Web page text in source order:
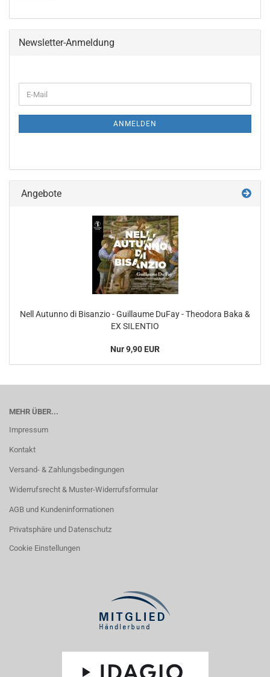
Newsletter-Anmeldung
ZUR
E-
Mail
ANMELDEN
Angebote
Nell Autunno di Bisanzio - Guillaume DuFay - Theodora Baka &
EX SILENTIO
Nur 9,90 EUR
MEHR ÜBER...
Impressum
Kontakt
Versand- & Zahlungsbedingungen
Widerrufsrecht & Muster-Widerrufsformular
AGB und Kundeninformationen
Privatsphäre und Datenschutz
Cookie Einstellungen